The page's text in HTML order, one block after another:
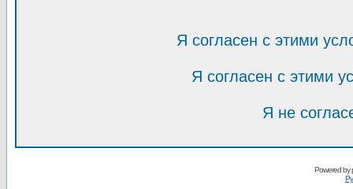
Я согласен с этими
Я согласен с этими
Я не
Powered by